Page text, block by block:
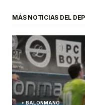
MÁS NOTICIAS DEL
BALONMANO